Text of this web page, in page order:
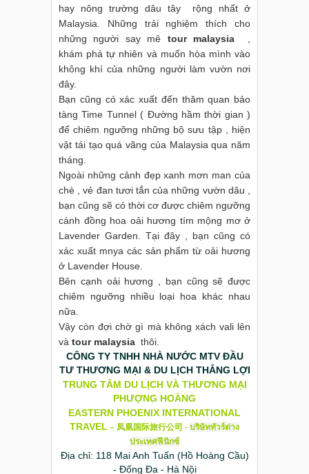
hay nông trường dâu tây rộng nhất ở
Malaysia. Những trải nghiệm thích cho
những người say mê tour malaysia
khám phá tự nhiên và muốn hòa mình vào
không khí của những người làm vườn nơi
đây.
Bạn cũng có xác xuất đến thăm quan bảo
tàng Time Tunnel ( Đường hầm thời gian )
để chiêm ngưỡng những bộ sưu tập , hiện
vật tái tạo quá vãng của Malaysia qua năm
tháng.
Ngoài những cảnh đẹp xanh mơn man của
chè , vẻ đan tươi tắn của những vườn dâu ,
bạn cũng sẽ có thời cơ được chiêm ngưỡng
cánh đồng hoa oải hương tím mộng mơ ở
Lavender Garden. Tại đây , bạn cũng có
xác xuất mnya các sản phẩm từ oải hương
ở Lavender House.
Bên cạnh oải hương , bạn cũng sẽ được
chiêm ngưỡng nhiều loại hoa khác nhau
nữa.
Vậy còn đợi chờ gì mà không xách vali lên
và tour malaysia thôi.
CÔNG TY TNHH NHÀ NƯỚC MTV ĐẦU
TƯ THƯƠNG MẠI & DU LỊCH THẮNG LỢI
TRUNG TÂM DU LỊCH VÀ THƯƠNG MẠI
PHƯỢNG HOÀNG
EASTERN PHOENIX INTERNATIONAL
TRAVEL - 凤凰国际旅行公司 - บริษัททัวร์ต่าง
ประเทศฟีนิกซ์
Địa chỉ: 118 Mai Anh Tuấn (Hồ Hoàng Cầu)
- Đống Đa - Hà Nội